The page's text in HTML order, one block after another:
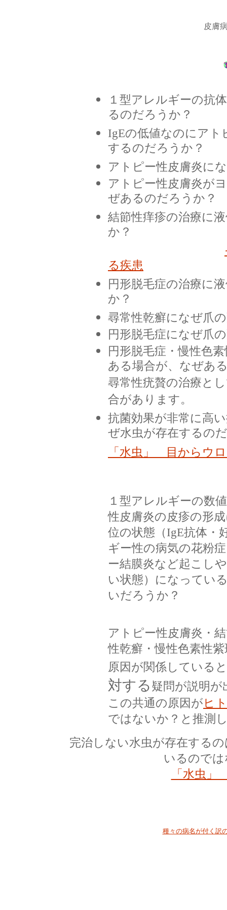
皮膚
１型アレルギーの抗
るのだろうか？
IgEの低値なのにアト
するのだろうか？
アトピー性皮膚炎に
アトピー性皮膚炎が
ぜあるのだろうか？
結節性痒疹の治療に
か？
る疾患
円形脱毛症の治療に
か？
尋常性乾癬になぜ爪
円形脱毛症になぜ爪
円形脱毛症・慢性色
ある場合が、なぜあ
尋常性疣贅の治療と
合があります。
抗菌効果が非常に高
ぜ水虫が存在するの
「水虫」 目からウ
１型アレルギーの数
性皮膚炎の皮疹の形
位の状態（IgE抗体・
ギー性の病気の花粉
ー結膜炎など起こし
い状態）になってい
いだろうか？
アトピー性皮膚炎・
性乾癬・慢性色素性
原因が関係している
対する疑問が説明
この共通の原因がヒ
ではないか？と推測
完治しない水虫が存在する
いるので
「水虫
種々の病名が付く訳